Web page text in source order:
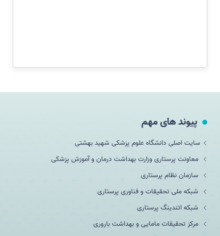
پیوند های مهم
سایت اصلی دانشگاه علوم پزشکی شهید بهشتی
معاونت پرستاری وزارت بهداشت درمان و آموزش پزشکی
سازمان نظام پرستاری
شبکه ملی تحقيقات و فناوری پرستاری
شبکه اتندینگ پرستاری
مرکز تحقیقات مامایی و بهداشت باروری